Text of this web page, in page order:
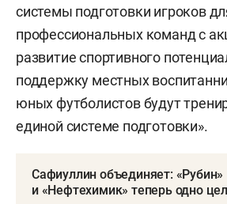
системы подготовки игроков
профессиональных команд с
развитие спортивного
поддержку местных
юных футболистов будут
единой системе подготовки».
Сафиуллин объединяет: «Рубин»
и «Нефтехимик» теперь одно